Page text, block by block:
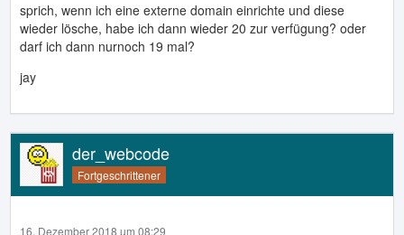
sprich, wenn ich eine externe domain einrichte und diese
wieder lösche, habe ich dann wieder 20 zur verfügung? oder
darf ich dann nurnoch 19 mal?
jay
der_webcode
Fortgeschrittener
16. Dezember 2018 um 08:29